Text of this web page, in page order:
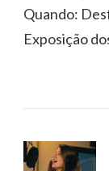
Quando:
Exposição